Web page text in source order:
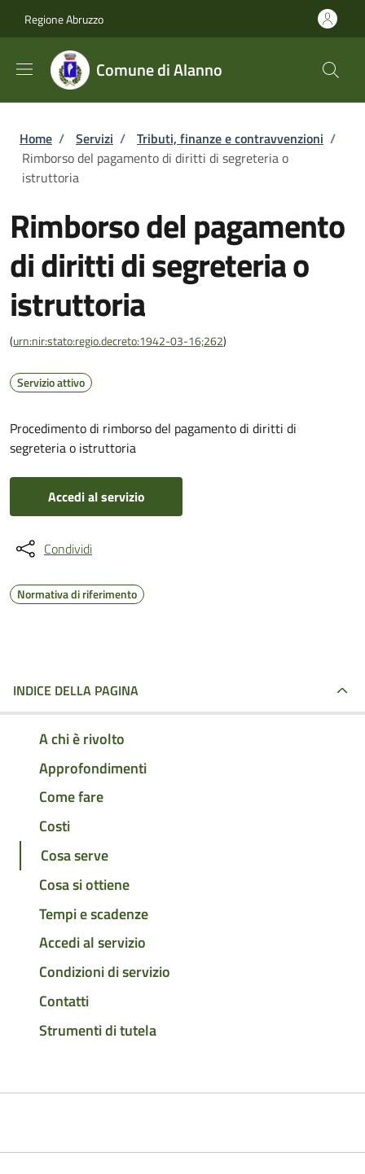
Regione Abruzzo
Comune di Alanno
Briciole di pane
Home / Servizi / Tributi, finanze e contravvenzioni /
Rimborso del pagamento di diritti di segreteria o
istruttoria
Rimborso del pagamento
di diritti di segreteria o
istruttoria
(urn:nir:stato:regio.decreto:1942-03-16;262)
Servizio attivo
Procedimento di rimborso del pagamento di diritti di
segreteria o istruttoria
Accedi al servizio
Condividi
Normativa di riferimento
INDICE DELLA PAGINA
A chi è rivolto
Approfondimenti
Come fare
Costi
Cosa serve
Cosa si ottiene
Tempi e scadenze
Accedi al servizio
Condizioni di servizio
Contatti
Strumenti di tutela